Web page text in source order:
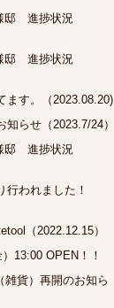
邸 進捗状況
邸 進捗状況
ます。（2023.08.20)
知らせ（2023.7/24）
邸 進捗状況
行われました！
（2022.12.15）
13:00 OPEN！！
雑貨）再開のお知ら